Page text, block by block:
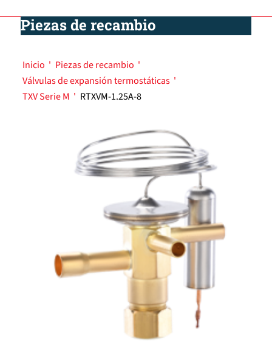
Piezas de recambio
Inicio ' Piezas de recambio '
Válvulas de expansión termostáticas '
TXV Serie M ' RTXVM-1.25A-8